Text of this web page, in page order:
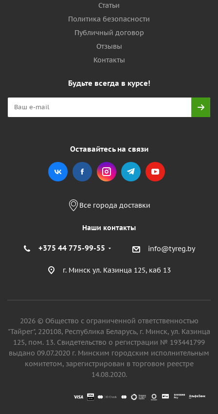
Статьи
Политика безопасности
Публичный договор
Отзывы
Контакты
Будьте всегда в курсе!
Оставайтесь на связи
Все города доставки
Наши контакты
+375 44 775-99-55 info@tyreg.by
г. Минск ул. Казинца 125, каб 13
2026 © Общество с ограниченной ответственностью
"Тайрег", 220108, Республика Беларусь, г. Минск, ул. Казинца
125, пом. 13. Свидетельство о регистрации № 193441799
выдано 09.07.2020 г. Минским городским исполнительным
комитетом, зарегистрирован в торговом реестре
14.08.2020.